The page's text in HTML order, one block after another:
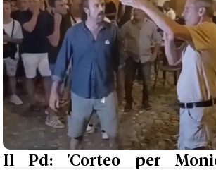
Il Pd: 'Corteo per